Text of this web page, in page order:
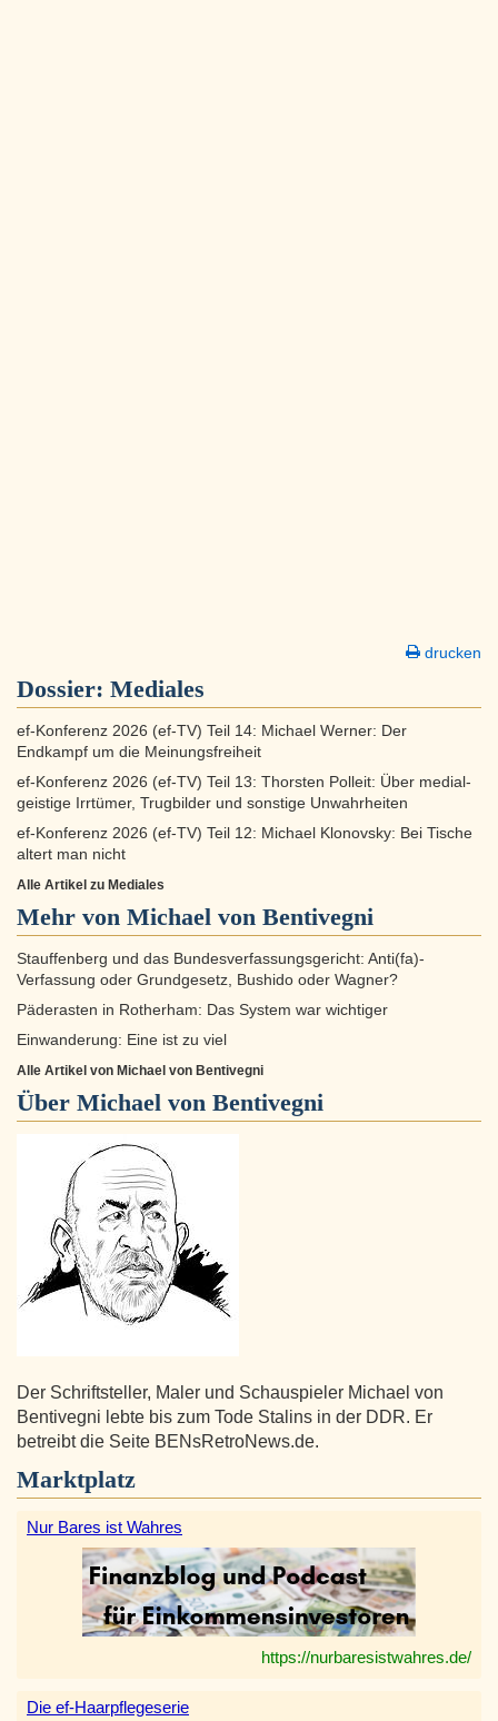
drucken
Dossier: Mediales
ef-Konferenz 2026 (ef-TV) Teil 14: Michael Werner: Der
Endkampf um die Meinungsfreiheit
ef-Konferenz 2026 (ef-TV) Teil 13: Thorsten Polleit: Über medial-
geistige Irrtümer, Trugbilder und sonstige Unwahrheiten
ef-Konferenz 2026 (ef-TV) Teil 12: Michael Klonovsky: Bei Tische
altert man nicht
Alle Artikel zu Mediales
Mehr von Michael von Bentivegni
Stauffenberg und das Bundesverfassungsgericht: Anti(fa)-
Verfassung oder Grundgesetz, Bushido oder Wagner?
Päderasten in Rotherham: Das System war wichtiger
Einwanderung: Eine ist zu viel
Alle Artikel von Michael von Bentivegni
Über Michael von Bentivegni
Der Schriftsteller, Maler und Schauspieler Michael von
Bentivegni lebte bis zum Tode Stalins in der DDR. Er
betreibt die Seite BENsRetroNews.de.
Marktplatz
Nur Bares ist Wahres
https://nurbaresistwahres.de/
Die ef-Haarpflegeserie